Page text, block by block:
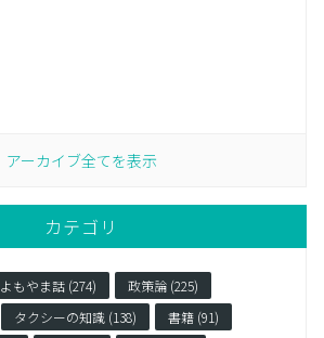
アーカイブ全てを表示
カテゴリ
よもやま話 (274)
政策論 (225)
タクシーの知識 (138)
書籍 (91)